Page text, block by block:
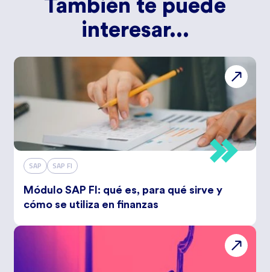
También te puede
interesar...
SAP SAP FI
Módulo SAP FI: qué es, para qué sirve y
cómo se utiliza en finanzas